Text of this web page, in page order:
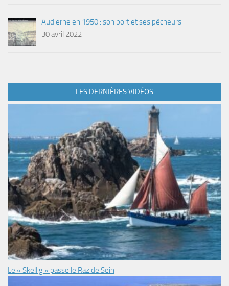
Audierne en 1950 : son port et ses pêcheurs
30 avril 2022
LES DERNIÈRES VIDÉOS
Le « Skellig » passe le Raz de Sein